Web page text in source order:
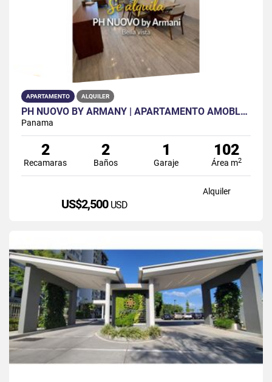
APARTAMENTO ALQUILER
PH NUOVO BY ARMANY | APARTAMENTO AMOBLADO EN ALQUILER
Panama
2
Recamaras
2
Baños
1
Garaje
102
Área m2
Alquiler
US$2,500 USD